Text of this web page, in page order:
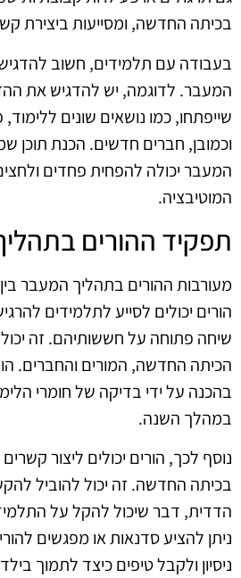
בכיתה החדשה, ומסייעות ביצירת
בעבודה עם תלמידים, חשוב
המעבר. לדוגמה, יש להדגיש את
שייפתחו, כמו נושאים שונים ללימוד,
וכמובן, חברים חדשים. הכנת תוכן
המעבר יכולה להפחית פחדים
המוטיבציה.
תפקיד ההורים
מעורבות ההורים בתהליך המעבר
הורים יכולים לסייע לתלמידים
שיחה פתוחה על חששותיהם. זה
הכיתה החדשה, המורים והחברים.
בהכנה על ידי בדיקה של חומרי
במהלך השנה.
נוסף לכך, הורים יכולים ליצור
בכיתה החדשה. זה יכול להוביל
הדדית, דבר שיכול להקל על
ניתן להציע סדנאות או מפגשים
ניסיון ולקבל טיפים כיצד לתמוך